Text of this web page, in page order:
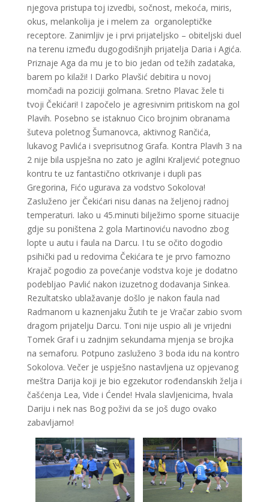
njegova pristupa toj izvedbi, sočnost, mekoća, miris,
okus, melankolija je i melem za organoleptičke
receptore. Zanimljiv je i prvi prijateljsko – obiteljski duel
na terenu između dugogodišnjih prijatelja Daria i Agića.
Priznaje Aga da mu je to bio jedan od težih zadataka,
barem po kilaži! I Darko Plavšić debitira u novoj
momčadi na poziciji golmana. Sretno Plavac žele ti
tvoji Čekićari! I započelo je agresivnim pritiskom na gol
Plavih. Posebno se istaknuo Cico brojnim obranama
šuteva poletnog Šumanovca, aktivnog Rančića,
lukavog Pavlića i sveprisutnog Grafa. Kontra Plavih 3 na
2 nije bila uspješna no zato je agilni Kraljević potegnuo
kontru te uz fantastično otkrivanje i dupli pas
Gregorina, Fićo ugurava za vodstvo Sokolova!
Zasluženo jer Čekićari nisu danas na željenoj radnoj
temperaturi. Iako u 45.minuti bilježimo sporne situacije
gdje su poništena 2 gola Martinoviću navodno zbog
lopte u autu i faula na Darcu. I tu se očito dogodio
psihički pad u redovima Čekićara te je prvo famozno
Krajač pogodio za povećanje vodstva koje je dodatno
podebljao Pavlić nakon izuzetnog dodavanja Sinkea.
Rezultatsko ublažavanje došlo je nakon faula nad
Radmanom u kaznenjaku Žutih te je Vračar zabio svom
dragom prijatelju Darcu. Toni nije uspio ali je vrijedni
Tomek Graf i u zadnjim sekundama mjenja se brojka
na semaforu. Potpuno zasluženo 3 boda idu na kontro
Sokolova. Večer je uspješno nastavljena uz opjevanog
meštra Darija koji je bio egzekutor rođendanskih želja i
čašćenja Lea, Vide i Ćende! Hvala slavljenicima, hvala
Dariju i nek nas Bog poživi da se još dugo ovako
zabavljamo!